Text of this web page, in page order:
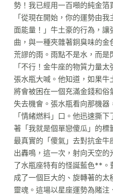
勢！我已經用一百噸的純金箔
「從現在開始，你的運勢由
面能量！」牛土豪的行為，
曲，與一種夾雜著銅臭味的
荒謬的雨。雨點不是水，而是
「不行！金牛座的物質力量
張水瓶大喊。他知道，如果
將會被困在一個充滿金錢和
失去機會。張水瓶看向那機
「情緒燃料」口。他迅速撕
著「我就是個單戀傻瓜」的
最真實的「傻氣」去對抗金
出轟鳴，這一次，射向天空
了水瓶座特有的怪誕藍色**。
成了一個巨大的、旋轉著的
靈魂。這場以星座運勢為賭